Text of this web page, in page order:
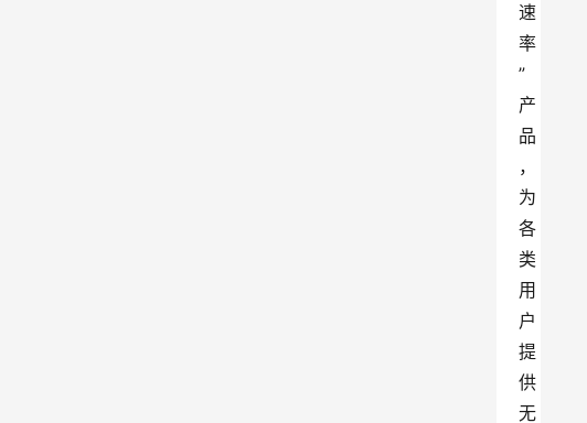
速
率
”
产
品
，
为
各
类
用
户
提
供
无